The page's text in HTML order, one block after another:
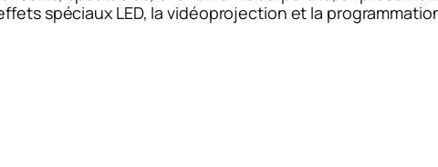
spéciaux LED, la vidéoprojection et la